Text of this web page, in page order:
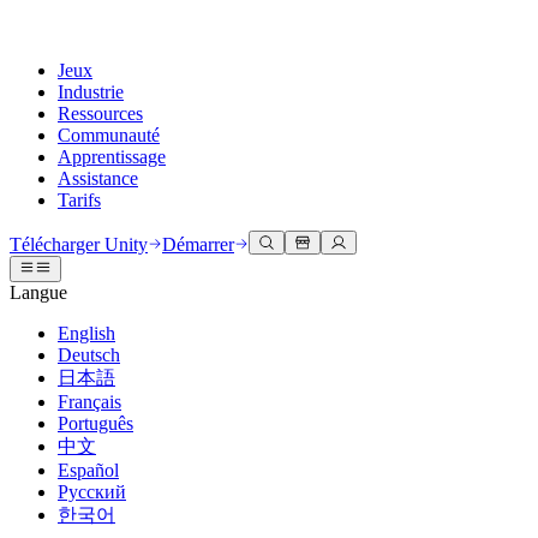
Jeux
Industrie
Ressources
Communauté
Apprentissage
Assistance
Tarifs
Moteur Unity
Créez des jeux 2D et 3D pour n'importe quelle plateforme
Collaboration
Collaborez et itérez rapidement avec votre équipe
Télécharger Unity
Offres et tarifs
Déployez
Multiplateforme
Collaboration 3D
Construisez et révisez des projets 3D en temps réel
Formation immersive
Entraînez-vous dans des environnements immersifs
Expériences client
Créez des expériences interactives 3D
Secteurs
Fabrication
Documentation
Outils de développement
Versions de publication et suivi des problèmes
Feuille de route
Examiner les fonctionnalités à venir
Glossaire
Discussions
Événements
Événements mondiaux et locaux
Histoires de la communauté
Made with Unity
Mise en avant des créateurs Unity
Unity Learn
Maîtrisez les compétences Unity gratuitement
Formation professionnelle
Améliorez votre équipe avec des formateurs Unity
Vous découvrez Unity ?
Démarrer
Démarrez votre apprentissage
Parcours essentiels Unity
Obtenir de l'aide
Vous aider à réussir avec Unity
Plans de succès
Atteignez vos objectifs plus rapidement avec un support expert
FAQ
Réponses aux questions courantes
Contactez-nous.
Connectez-vous avec notre équipe
Télécharger Unity Démarrer
Langue
English
Deutsch
日本語
Français
Português
中文
Español
Русский
한국어